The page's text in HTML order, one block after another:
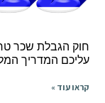
חוק הגבלת שכר
עליכם המדריך המלא
קראו עוד »